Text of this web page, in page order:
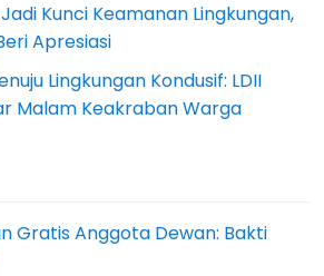
Kunci Keamanan Lingkungan,
Apresiasi
Lingkungan Kondusif: LDII
Malam Keakraban Warga
Gratis Anggota Dewan: Bakti